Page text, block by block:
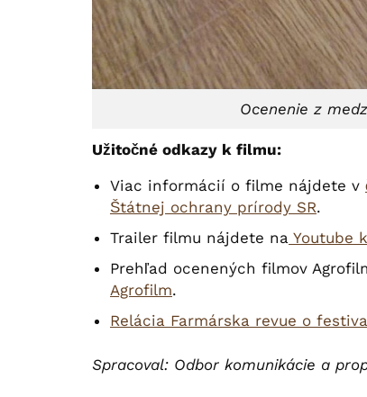
Ocenenie z
Užitočné odkazy k filmu:
Viac informácií o filme nájdete v
Štátnej ochrany prírody SR.
Trailer filmu nájdete na Youtube
Prehľad ocenených filmov
Agrofilm.
Relácia Farmárska revue o
Spracoval: Odbor komunikácie a